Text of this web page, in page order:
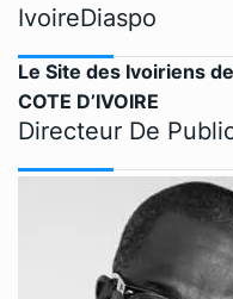
IvoireDiaspo
Le Site des Ivoiriens
COTE D’IVOIRE
Directeur De